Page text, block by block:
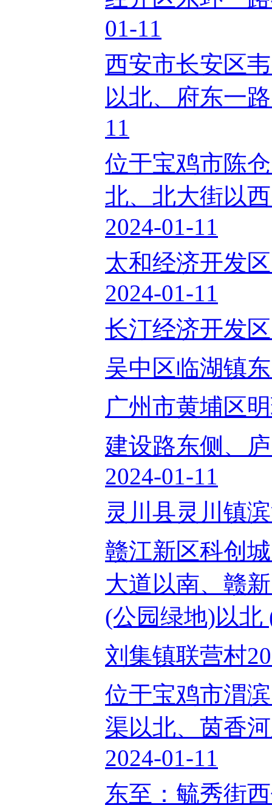
01-11
西安市长安区
以北、府东一
11
位于宝鸡市陈
北、北大街以
2024-01-11
太和经济开发
2024-01-11
长汀经济开发
吴中区临湖镇
广州市黄埔区
建设路东侧、
2024-01-11
灵川县灵川镇
赣江新区科创
大道以南、赣
(公园绿地)以北
刘集镇联营村
位于宝鸡市渭
渠以北、茵香
2024-01-11
东至：毓秀街